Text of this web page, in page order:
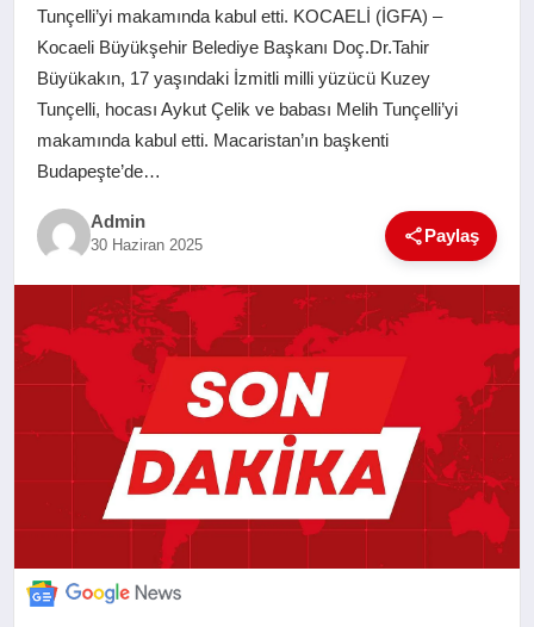
SAĞLIK
EĞITIM
Tunçelli’yi makamında kabul etti. KOCAELİ (İGFA) –
Kocaeli Büyükşehir Belediye Başkanı Doç.Dr.Tahir
Büyükakın, 17 yaşındaki İzmitli milli yüzücü Kuzey
Tunçelli, hocası Aykut Çelik ve babası Melih Tunçelli’yi
makamında kabul etti. Macaristan’ın başkenti
Budapeşte’de…
Admin
30 Haziran 2025 Paylaş